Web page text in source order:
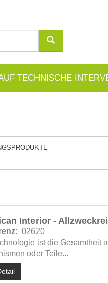
TECHNISCHE
Interior -
02620
ist die Gesamtheit
oder Teile...